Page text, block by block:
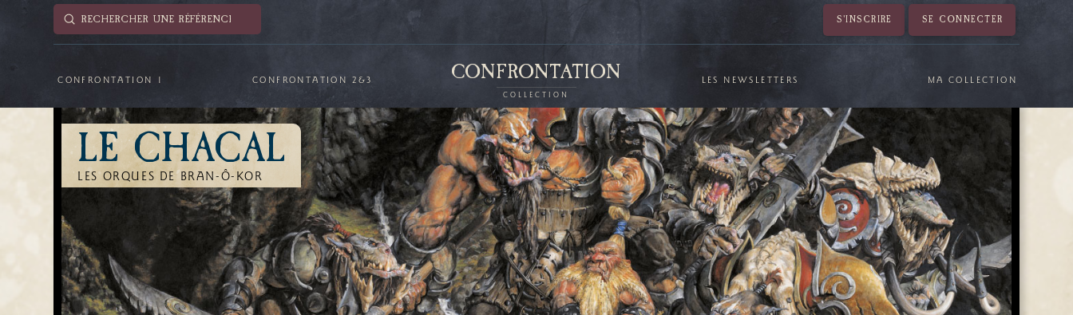
Search
Submit S'INSCRIRE SE CONNECTER
CONFRONTATION 1 CONFRONTATION 2&3 CONFRONTATION
COLLECTION
LES NEWSLETTERS MA COLLECTION
LE CHACAL
LES ORQUES DE BRAN-Ô-KOR